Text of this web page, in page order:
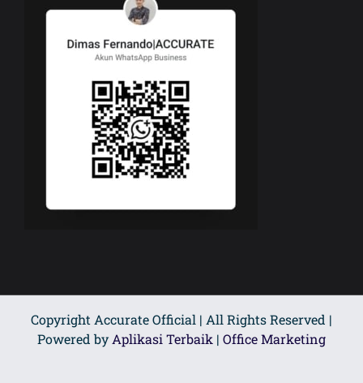
Copyright Accurate Official | All Rights Reserved |
Powered by Aplikasi Terbaik | Office Marketing